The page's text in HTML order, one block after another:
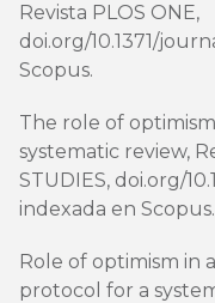
Revista PLOS ONE,
doi.org/10.1371/
Scopus.
The role of
systematic review,
STUDIES, doi.org/
indexada en Scopus.
Role of optimism in
protocol for a